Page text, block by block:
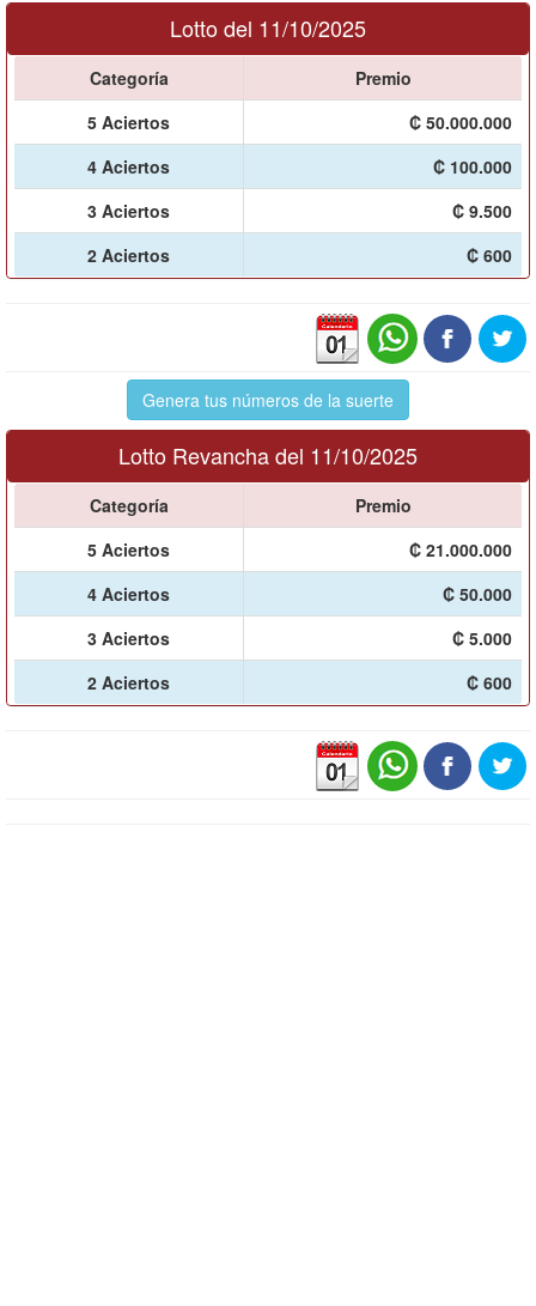
Lotto del 11/10/2025
Categoría
Premio
5 Aciertos
₡ 50.000.000
4 Aciertos
₡ 100.000
3 Aciertos
₡ 9.500
2 Aciertos
₡ 600
Genera tus números de la suerte
Lotto Revancha del 11/10/2025
Categoría
Premio
5 Aciertos
₡ 21.000.000
4 Aciertos
₡ 50.000
3 Aciertos
₡ 5.000
2 Aciertos
₡ 600